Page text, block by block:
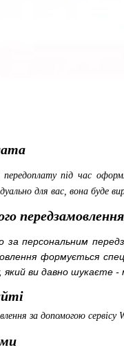
під час
для вас, вона буде
передзамовлення
за персональним
формується
ви давно шукаєте -
за допомогою сервісу